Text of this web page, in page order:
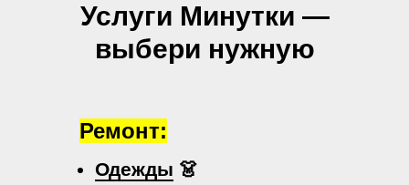
Услуги Минутки —
выбери нужную
Одежды 👗
Ремонт: